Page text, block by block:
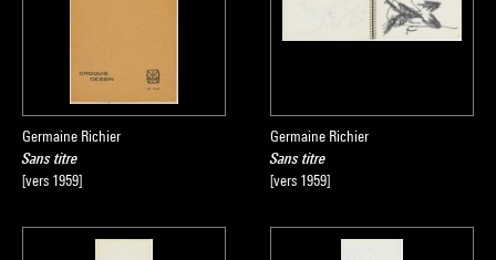
Germaine Richier
Sans titre
[vers 1959]
Germaine Richier
Sans titre
[vers 1959]